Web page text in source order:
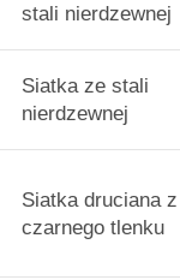
stali nierdzewnej
Siatka ze stali
nierdzewnej
Siatka druciana z
czarnego tlenku